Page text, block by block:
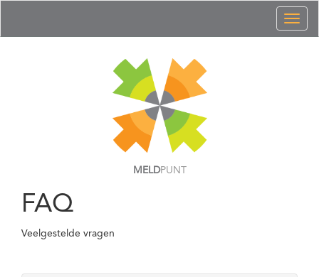
MELDPUNT
FAQ
Veelgestelde vragen